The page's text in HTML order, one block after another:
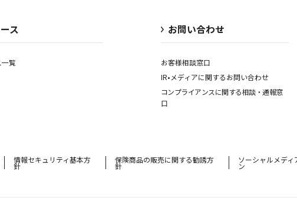
ス
一覧
お問い合わせ
お客様相談窓口
IR•メディアに関するお問い合わせ
コンプライアンスに関する相談・通報窓
口
情報セキュリティ基本方
針
保険商品の販売に関する勧誘⽅
針
ソーシャルメディ
ン